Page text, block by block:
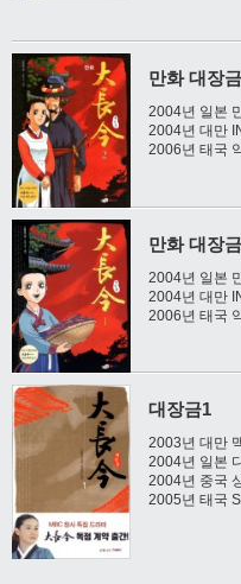
만화 대장
2004년 일본
2004년 대만
2006년 태국
만화 대장
2004년 일본
2004년 대만
2006년 태국
대장금1
2003년 대만
2004년 일본
2004년 중국
2005년 태국